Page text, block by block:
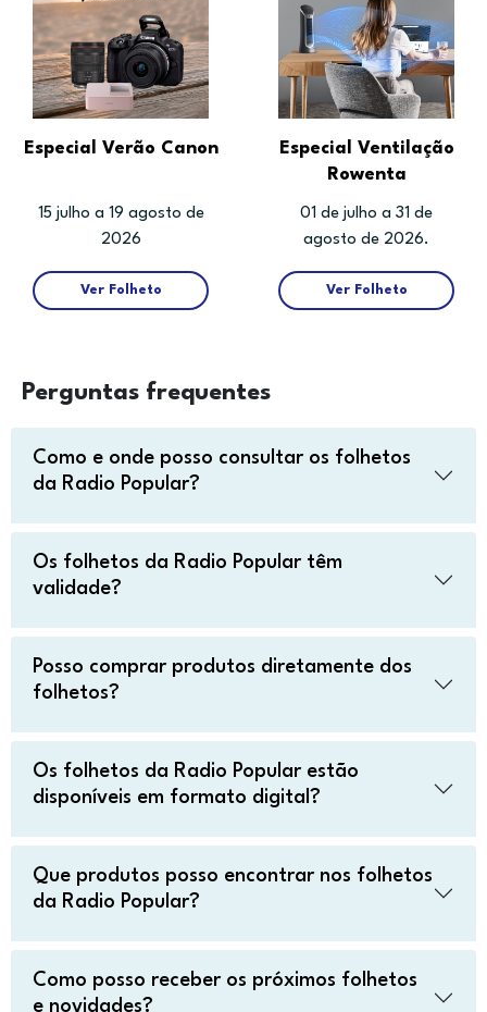
Especial Verão Canon
15 julho a 19 agosto de
2026
Ver Folheto
Especial Ventilação
Rowenta
01 de julho a 31 de
agosto de 2026.
Ver Folheto
Perguntas frequentes
Como e onde posso consultar os folhetos
da Radio Popular?
Os folhetos da Radio Popular têm
validade?
Posso comprar produtos diretamente dos
folhetos?
Os folhetos da Radio Popular estão
disponíveis em formato digital?
Que produtos posso encontrar nos folhetos
da Radio Popular?
Como posso receber os próximos folhetos
e novidades?